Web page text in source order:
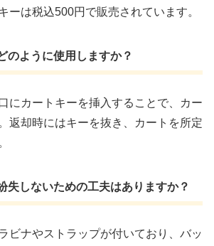
ーは税込500円で販売されています。
のように使用しますか？
にカートキーを挿入することで、カー
返却時にはキーを抜き、カートを所定
失しないための工夫はありますか？
ビナやストラップが付いており、バッ